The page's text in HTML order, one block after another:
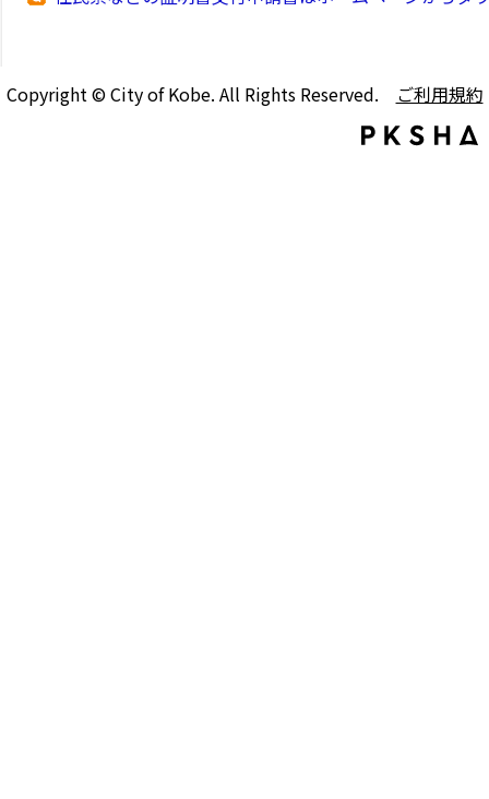
Copyright © City of Kobe. All Rights Reserved. ご利用規約